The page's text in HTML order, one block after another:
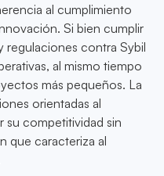
al cumplimiento
Si bien cumplir
regulaciones contra Sybil
al mismo tiempo
más pequeños. La
orientadas al
su competitividad sin
que caracteriza al